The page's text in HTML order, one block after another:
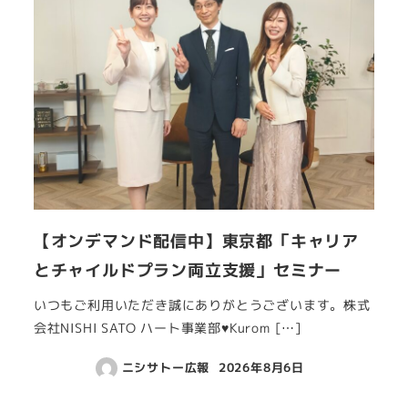
【オンデマンド配信中】東京都「キャリア
とチャイルドプラン両立支援」セミナー
いつもご利用いただき誠にありがとうございます。株式
会社NISHI SATO ハート事業部♥Kurom […]
ニシサトー広報 2026年8月6日